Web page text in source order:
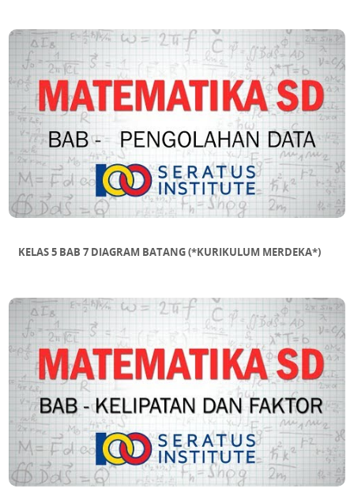
KELAS 5 BAB 7 DIAGRAM BATANG (*KURIKULUM MERDEKA*)